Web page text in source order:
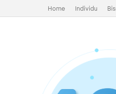
Home Individu